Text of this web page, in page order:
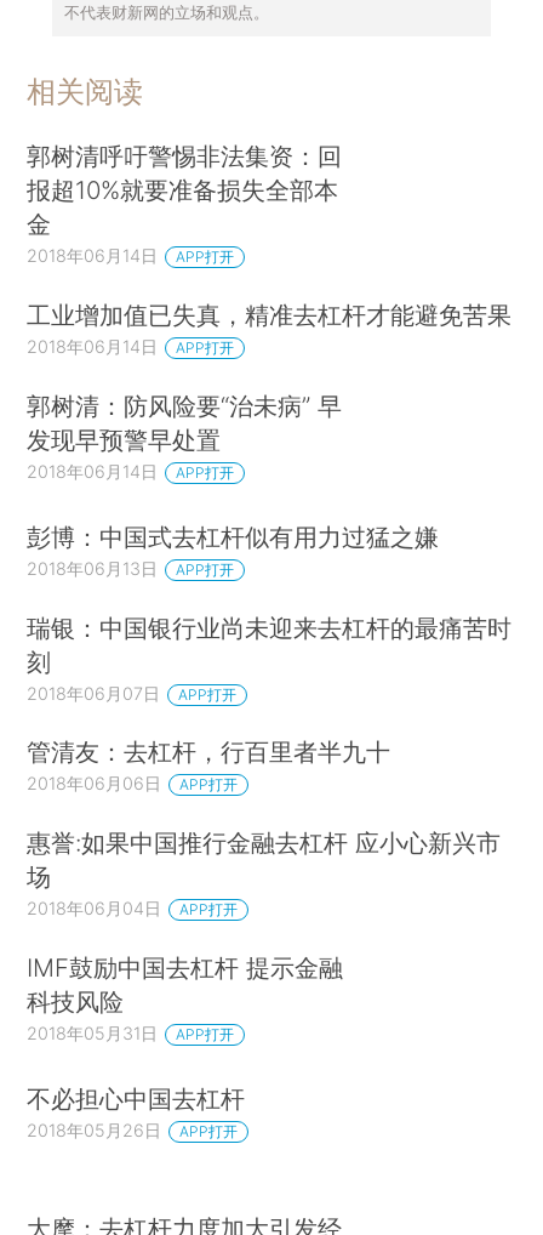
不代表财新网的立场和观点。
相关阅读
郭树清呼吁警惕非法集资：回
报超10%就要准备损失全部本
金
2018年06月14日 APP打开
工业增加值已失真，精准去杠杆才能避免苦果
2018年06月14日 APP打开
郭树清：防风险要“治未病” 早
发现早预警早处置
2018年06月14日 APP打开
彭博：中国式去杠杆似有用力过猛之嫌
2018年06月13日 APP打开
瑞银：中国银行业尚未迎来去杠杆的最痛苦时
刻
2018年06月07日 APP打开
管清友：去杠杆，行百里者半九十
2018年06月06日 APP打开
惠誉:如果中国推行金融去杠杆 应小心新兴市
场
2018年06月04日 APP打开
IMF鼓励中国去杠杆 提示金融
科技风险
2018年05月31日 APP打开
不必担心中国去杠杆
2018年05月26日 APP打开
大摩：去杠杆力度加大引发经